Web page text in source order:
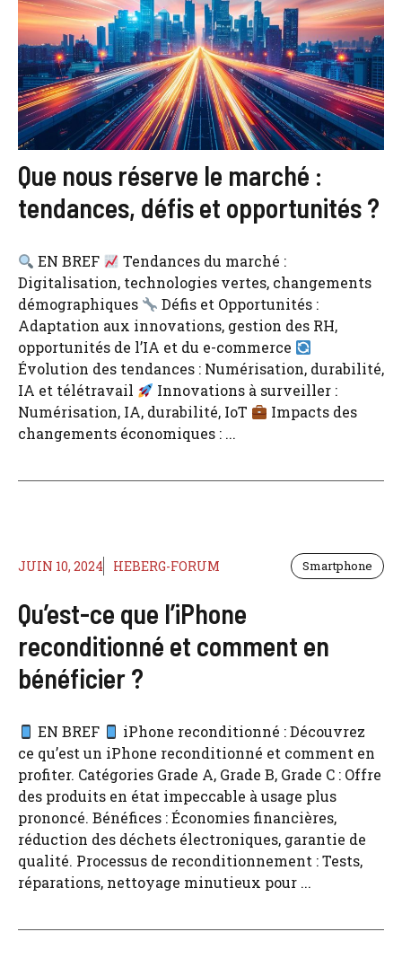
Que nous réserve le marché :
tendances, défis et opportunités ?
EN BREF
Tendances du marché :
Digitalisation, technologies vertes, changements
démographiques
Défis et Opportunités :
Adaptation aux innovations, gestion des RH,
opportunités de l’IA et du e-commerce
Évolution des tendances : Numérisation, durabilité,
IA et télétravail
Innovations à surveiller :
Numérisation, IA, durabilité, IoT
Impacts des
changements économiques : ...
JUIN 10, 2024 HEBERG-FORUM Smartphone
Qu’est-ce que l’iPhone
reconditionné et comment en
bénéficier ?
EN BREF
iPhone reconditionné : Découvrez
ce qu’est un iPhone reconditionné et comment en
profiter. Catégories Grade A, Grade B, Grade C : Offre
des produits en état impeccable à usage plus
prononcé. Bénéfices : Économies financières,
réduction des déchets électroniques, garantie de
qualité. Processus de reconditionnement : Tests,
réparations, nettoyage minutieux pour ...